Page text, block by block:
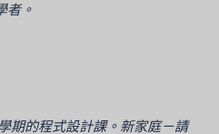
者。
期的程式設計課。新家庭－請